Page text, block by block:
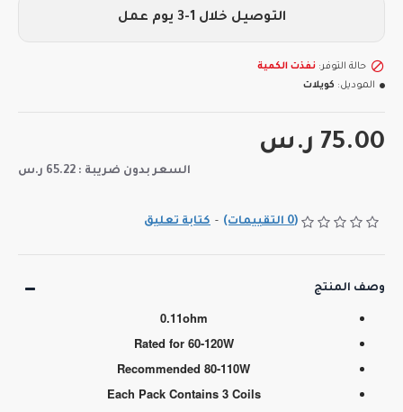
(0 التقييمات) - كتابة تعليق
75.00 ر.س
السعر بدون ضريبة : 65.22 ر.س
حالة التوفر: نفذت الكمية
الموديل: كويلات
التوصيل خلال 1-3 يوم عمل
وصف المنتج
0.11ohm
Rated for 60-120W
Recommended 80-110W
Each Pack Contains 3 Coils